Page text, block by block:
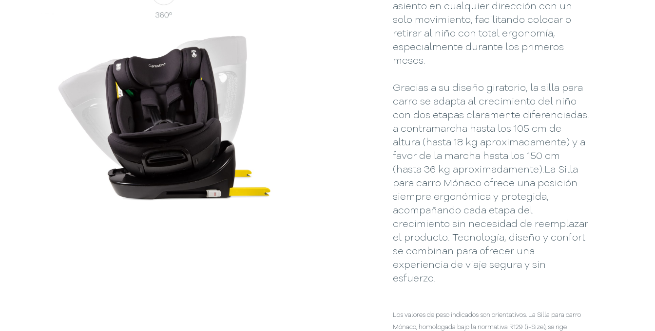
asiento en cualquier dirección con un
solo movimiento, facilitando colocar o
retirar al niño con total ergonomía,
especialmente durante los primeros
meses.
Gracias a su diseño giratorio, la silla para
carro se adapta al crecimiento del niño
con dos etapas claramente diferenciadas:
a contramarcha hasta los 105 cm de
altura (hasta 18 kg aproximadamente) y a
favor de la marcha hasta los 150 cm
(hasta 36 kg aproximadamente).La Silla
para carro Mónaco ofrece una posición
siempre ergonómica y protegida,
acompañando cada etapa del
crecimiento sin necesidad de reemplazar
el producto. Tecnología, diseño y confort
se combinan para ofrecer una
experiencia de viaje segura y sin
esfuerzo.
Los valores de peso indicados son orientativos. La Silla para carro
Mónaco, homologada bajo la normativa R129 (i-Size), se rige